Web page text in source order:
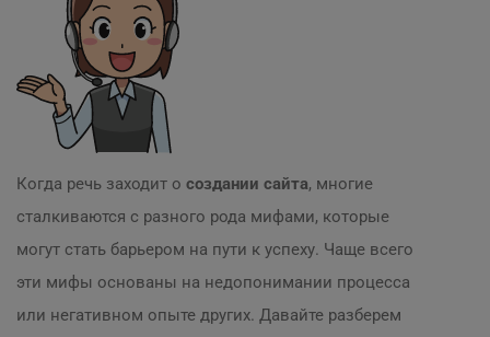
Когда речь заходит о создании сайта, многие
сталкиваются с разного рода мифами, которые
могут стать барьером на пути к успеху. Чаще всего
эти мифы основаны на недопонимании процесса
или негативном опыте других. Давайте разберем